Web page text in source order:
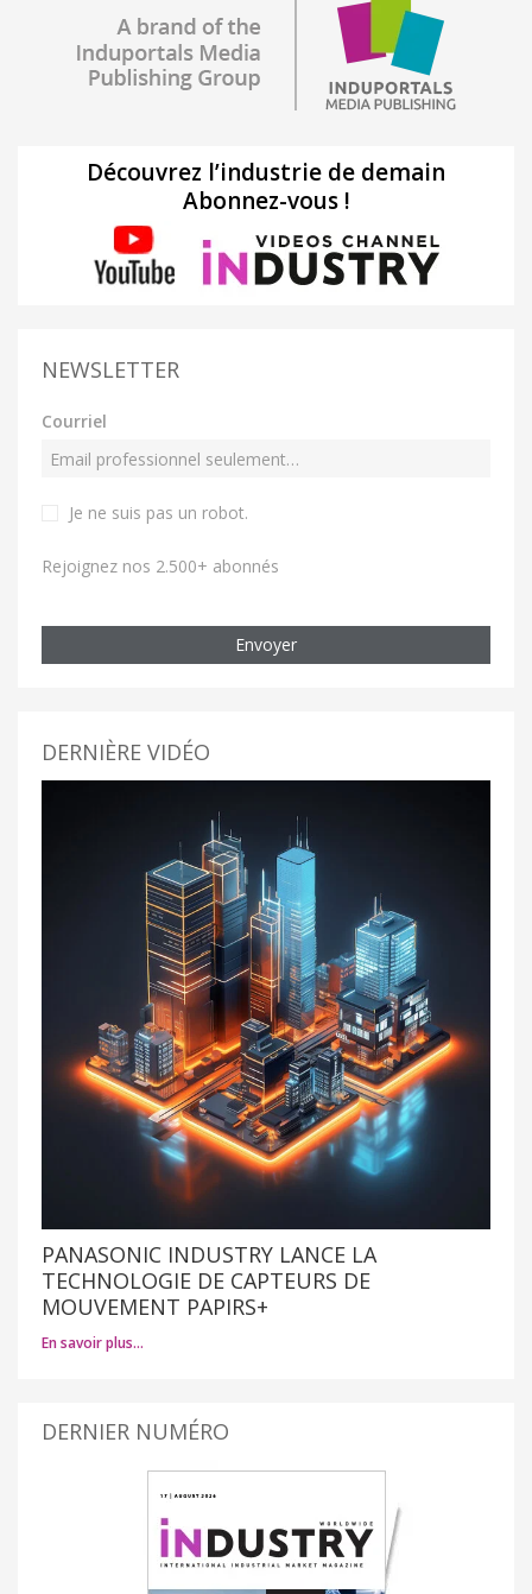
Découvrez l’industrie de demain
Abonnez-vous !
NEWSLETTER
Courriel
Je ne suis pas un robot.
Rejoignez nos 2.500+ abonnés
Envoyer
DERNIÈRE VIDÉO
PANASONIC INDUSTRY LANCE LA
TECHNOLOGIE DE CAPTEURS DE
MOUVEMENT PAPIRS+
En savoir plus…
DERNIER NUMÉRO